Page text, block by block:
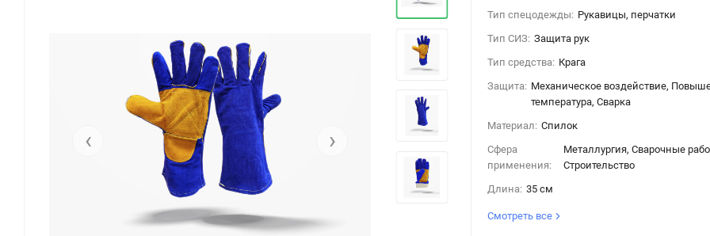
‹ ›
Тип спецодежды: Рукавицы, перчатки
Тип СИЗ: Защита рук
Тип средства: Крага
Защита: Механическое воздействие,
температура, Сварка
Материал: Спилок
Сфера
применения:
Металлургия, Сварочные
Строительство
Длина: 35 см
Смотреть все